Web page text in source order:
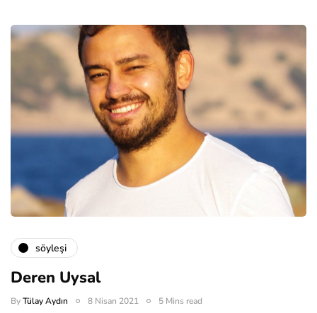
söyleşi
Deren Uysal
ByTülay Aydın 8 Nisan 2021 5 Mins read